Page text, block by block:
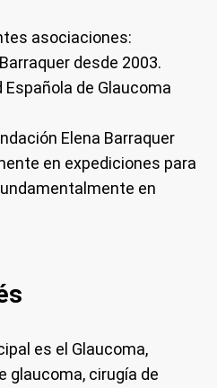
asociaciones:
desde 2003.
Española de Glaucoma
Elena Barraquer
en expediciones para
en
es el Glaucoma,
glaucoma, cirugía de